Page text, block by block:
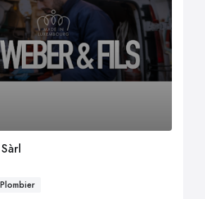
Plombier